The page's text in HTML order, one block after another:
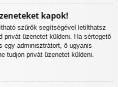
kapok!
szűrők segítségével letilthatsz
privát üzenetet küldeni. Ha sértegető
egy adminisztrátort, ő ugyanis
tudjon privát üzenetet küldeni.